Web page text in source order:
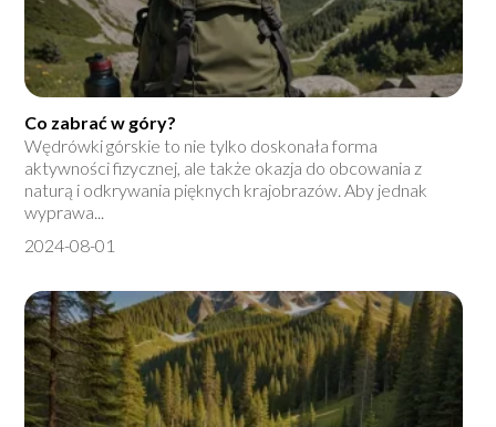
Co zabrać w góry?
Wędrówki górskie to nie tylko doskonała forma
aktywności fizycznej, ale także okazja do obcowania z
naturą i odkrywania pięknych krajobrazów. Aby jednak
wyprawa...
2024-08-01